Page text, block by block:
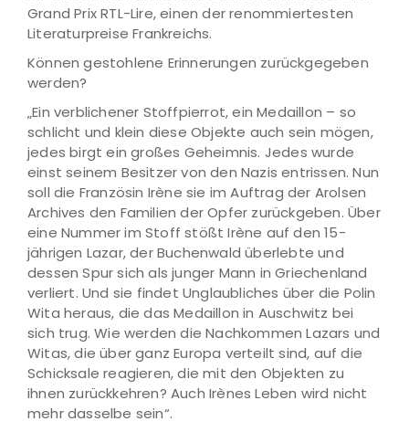
Grand Prix RTL-Lire, einen der renommiertesten
Literaturpreise Frankreichs.
Können gestohlene Erinnerungen zurückgegeben
werden?
„Ein verblichener Stoffpierrot, ein Medaillon – so
schlicht und klein diese Objekte auch sein mögen,
jedes birgt ein großes Geheimnis. Jedes wurde
einst seinem Besitzer von den Nazis entrissen. Nun
soll die Französin Irène sie im Auftrag der Arolsen
Archives den Familien der Opfer zurückgeben. Über
eine Nummer im Stoff stößt Irène auf den 15-
jährigen Lazar, der Buchenwald überlebte und
dessen Spur sich als junger Mann in Griechenland
verliert. Und sie findet Unglaubliches über die Polin
Wita heraus, die das Medaillon in Auschwitz bei
sich trug. Wie werden die Nachkommen Lazars und
Witas, die über ganz Europa verteilt sind, auf die
Schicksale reagieren, die mit den Objekten zu
ihnen zurückkehren? Auch Irènes Leben wird nicht
mehr dasselbe sein“.